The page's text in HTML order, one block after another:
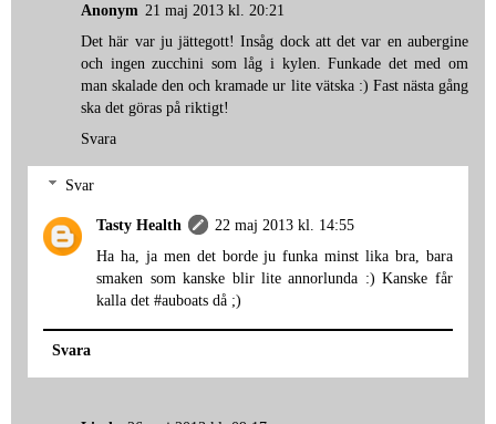
Anonym 21 maj 2013 kl. 20:21
Det här var ju jättegott! Insåg dock att det var en aubergine
och ingen zucchini som låg i kylen. Funkade det med om
man skalade den och kramade ur lite vätska :) Fast nästa gång
ska det göras på riktigt!
Svara
Svar
Tasty Health
22 maj 2013 kl. 14:55
Ha ha, ja men det borde ju funka minst lika bra, bara
smaken som kanske blir lite annorlunda :) Kanske får
kalla det #auboats då ;)
Svara